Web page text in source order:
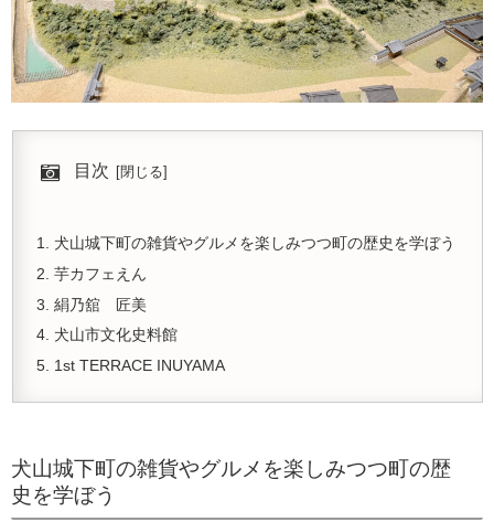
目次
犬山城下町の雑貨やグルメを楽しみつつ町の歴史を学ぼう
芋カフェえん
絹乃舘 匠美
犬山市文化史料館
1st TERRACE INUYAMA
犬山城下町の雑貨やグルメを楽しみつつ町の歴
史を学ぼう